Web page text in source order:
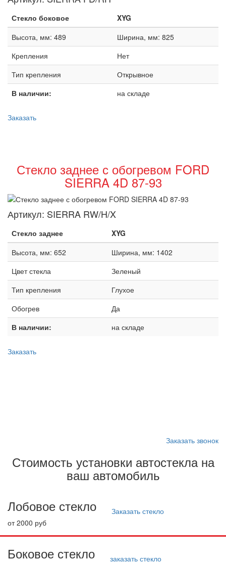
Стекло боковое
XYG
Высота, мм: 489
Ширина, мм: 825
Крепления
Нет
Тип крепления
Открывное
В наличии:
на складе
Заказать
Стекло заднее с обогревом FORD
SIERRA 4D 87-93
Артикул: SIERRA RW/H/X
Стекло заднее
XYG
Высота, мм: 652
Ширина, мм: 1402
Цвет стекла
Зеленый
Тип крепления
Глухое
Обогрев
Да
В наличии:
на складе
Заказать
Заказать звонок
Стоимость установки автостекла на
ваш автомобиль
Лобовое стекло
от 2000 руб
Заказать стекло
Боковое стекло заказать стекло